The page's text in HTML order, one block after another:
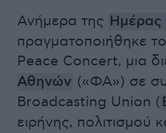
Ανήμερα της Ημέρας
πραγματοποιήθηκε
Peace Concert, μια
Αθηνών («ΦΑ») σε
Broadcasting Union (
ειρήνης, πολιτισμού